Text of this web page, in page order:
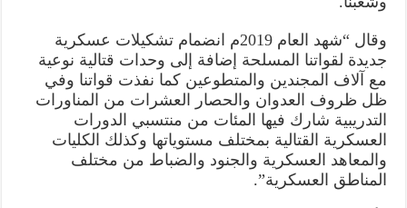
وقال “شهد العام 2019م انضمام تشكيلات عسكرية
جديدة لقواتنا المسلحة إضافة إلى وحدات قتالية نوعية
مع آلاف المجندين والمتطوعين كما نفذت قواتنا وفي
ظل ظروف العدوان والحصار العشرات من المناورات
التدريبية شارك فيها المئات من منتسبي الدورات
العسكرية القتالية بمختلف مستوياتها وكذلك الكليات
والمعاهد العسكرية والجنود والضباط من مختلف
المناطق العسكرية”.